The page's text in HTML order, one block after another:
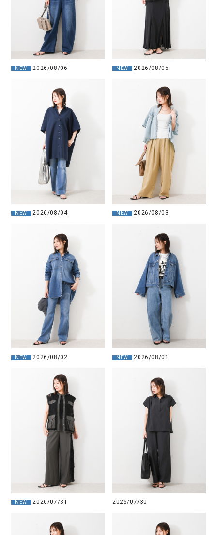
NEW 2026/08/06 NEW 2026/08/05
NEW 2026/08/04 NEW 2026/08/03
NEW 2026/08/02 NEW 2026/08/01
NEW 2026/07/31 2026/07/30